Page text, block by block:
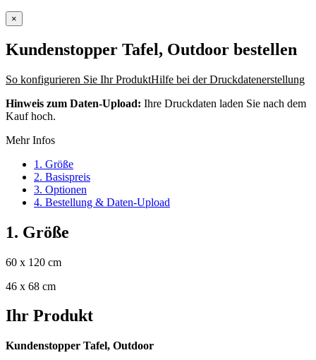
×
Kundenstopper Tafel, Outdoor bestellen
So konfigurieren Sie Ihr ProduktHilfe bei der Druckdatenerstellung
Hinweis zum Daten-Upload: Ihre Druckdaten laden Sie nach dem
Kauf hoch.
Mehr Infos
1. Größe
2. Basispreis
3. Optionen
4. Bestellung & Daten-Upload
1. Größe
60 x 120 cm
46 x 68 cm
Ihr Produkt
Kundenstopper Tafel, Outdoor